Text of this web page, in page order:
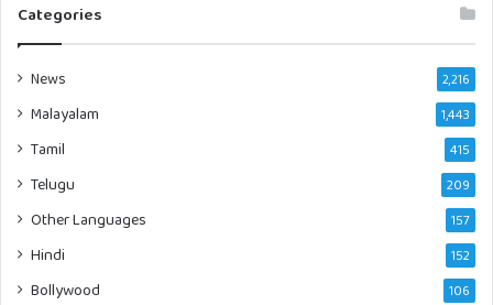
Categories
News 2,216
Malayalam 1,443
Tamil 415
Telugu 209
Other Languages 157
Hindi 152
Bollywood 106